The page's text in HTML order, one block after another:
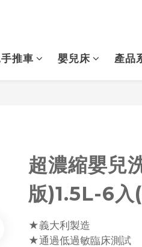
推車 嬰兒床 產品
超濃縮嬰兒
版)1.5L-6入
★義大利製造
★通過低過敏臨床測試